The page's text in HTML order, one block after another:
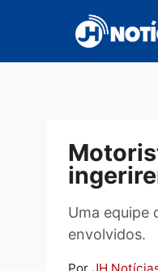
conteúdo
Uma
envolvidos.